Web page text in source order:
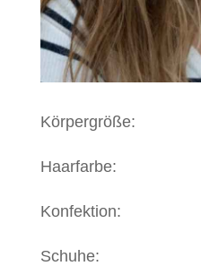
Körpergröße:
Haarfarbe:
Konfektion:
Schuhe: